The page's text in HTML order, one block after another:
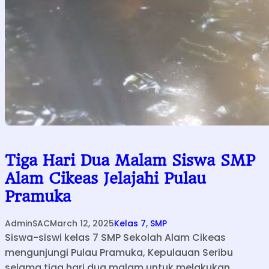
Tiga Hari Dua Malam Siswa SMP
Alam Cikeas Jelajahi Pulau
Pramuka
AdminSACMarch 12, 2025Kelas 7, SMP
Siswa-siswi kelas 7 SMP Sekolah Alam Cikeas
mengunjungi Pulau Pramuka, Kepulauan Seribu